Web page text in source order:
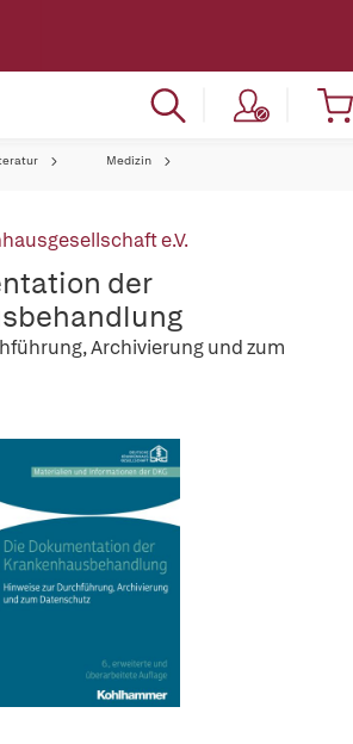
Medizin
e.V.
der
Archivierung und zum